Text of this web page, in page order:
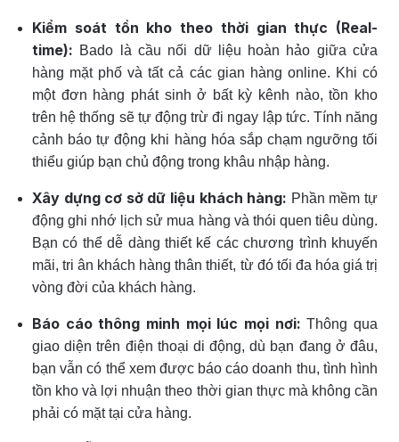
Kiểm soát tồn kho theo thời gian thực (Real-
time): Bado là cầu nối dữ liệu hoàn hảo giữa cửa
hàng mặt phố và tất cả các gian hàng online. Khi có
một đơn hàng phát sinh ở bất kỳ kênh nào, tồn kho
trên hệ thống sẽ tự động trừ đi ngay lập tức. Tính năng
cảnh báo tự động khi hàng hóa sắp chạm ngưỡng tối
thiểu giúp bạn chủ động trong khâu nhập hàng.
Xây dựng cơ sở dữ liệu khách hàng: Phần mềm tự
động ghi nhớ lịch sử mua hàng và thói quen tiêu dùng.
Bạn có thể dễ dàng thiết kế các chương trình khuyến
mãi, tri ân khách hàng thân thiết, từ đó tối đa hóa giá trị
vòng đời của khách hàng.
Báo cáo thông minh mọi lúc mọi nơi: Thông qua
giao diện trên điện thoại di động, dù bạn đang ở đâu,
bạn vẫn có thể xem được báo cáo doanh thu, tình hình
tồn kho và lợi nhuận theo thời gian thực mà không cần
phải có mặt tại cửa hàng.